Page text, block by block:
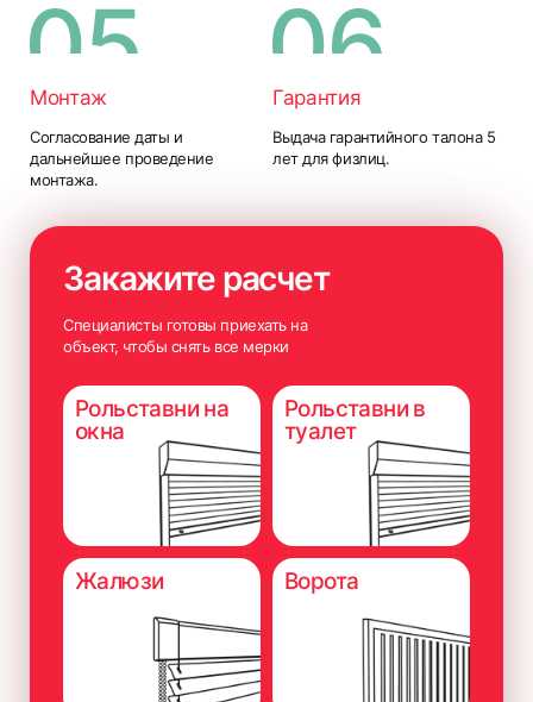
Монтаж
Согласование даты и
дальнейшее проведение
монтажа.
Гарантия
Выдача гарантийного талона 5
лет для физлиц.
Закажите расчет
Специалисты готовы приехать на
объект, чтобы снять все мерки
Рольставни на
окна
Рольставни в
туалет
Жалюзи Ворота